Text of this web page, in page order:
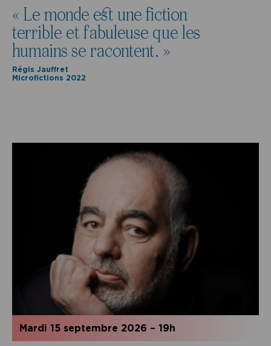
« Le monde est une fiction
terrible et fabuleuse que les
humains se racontent. »
Régis Jauffret
Microfictions 2022
mardi 15 septembre 2026 – 19h